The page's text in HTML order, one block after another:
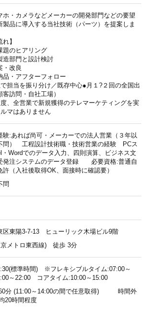
ホ・カメラなどメーカーの開発部門などの要望
製品に導入する当社技術（パーツ）を提案しま
れ】
題のヒアリング
造部門と設計検討
・改良
品・アフターフォロー
担当を振り分け／既存中心●月１?２回の全国出
訪問・自社工場）
、全営業で新規獲得のテレマーケティングを実
マはありません
験:あれば尚可・メーカーでの法人営業（３年以
問） 工程設計技術職・技術営業の経験 PCス
Wordでのデータ入力、四則演算、ビジネス文
発注システムのデータ登録 必要資格:普通自
許（入社後取得OK、面接時に確認要）
問
区東陽3-7-13 ヒューリック木場ビル9階
京メトロ東西線) 徒歩 3分
標準時間) ※フレキシブルタイム:07:00～
～22:00 コアタイム:10:00～15:00
分 (11:00～14:00の間で任意取得) 時間外
20時間程度